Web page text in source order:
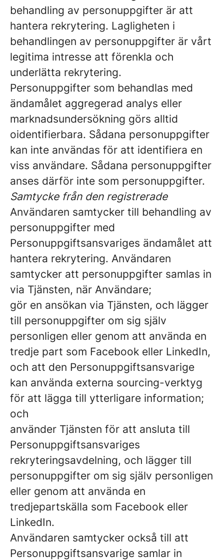
behandling av personuppgifter är att
hantera rekrytering. Lagligheten i
behandlingen av personuppgifter är vårt
legitima intresse att förenkla och
underlätta rekrytering.
Personuppgifter som behandlas med
ändamålet aggregerad analys eller
marknadsundersökning görs alltid
oidentifierbara. Sådana personuppgifter
kan inte användas för att identifiera en
viss användare. Sådana personuppgifter
anses därför inte som personuppgifter.
Samtycke från den registrerade
Användaren samtycker till behandling av
personuppgifter med
Personuppgiftsansvariges ändamålet att
hantera rekrytering. Användaren
samtycker att personuppgifter samlas in
via Tjänsten, när Användare;
gör en ansökan via Tjänsten, och lägger
till personuppgifter om sig själv
personligen eller genom att använda en
tredje part som Facebook eller LinkedIn,
och att den Personuppgiftsansvarige
kan använda externa sourcing-verktyg
för att lägga till ytterligare information;
och
använder Tjänsten för att ansluta till
Personuppgiftsansvariges
rekryteringsavdelning, och lägger till
personuppgifter om sig själv personligen
eller genom att använda en
tredjepartskälla som Facebook eller
LinkedIn.
Användaren samtycker också till att
Personuppgiftsansvarige samlar in